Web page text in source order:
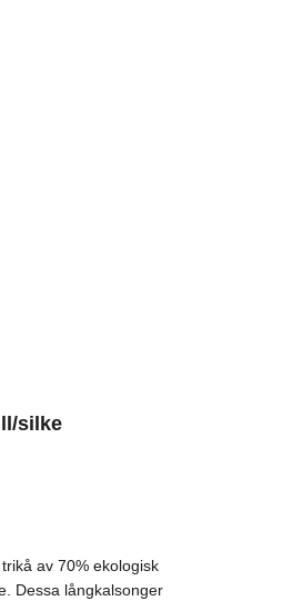
silke
av 70% ekologisk
Dessa långkalsonger